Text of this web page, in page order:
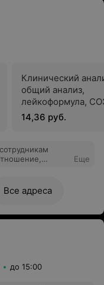
Клинический
общий анализ,
лейкоформула,
обязательной
микроскопией
14,36 руб.
и не больно..
Еще
Все адреса
до 15:00